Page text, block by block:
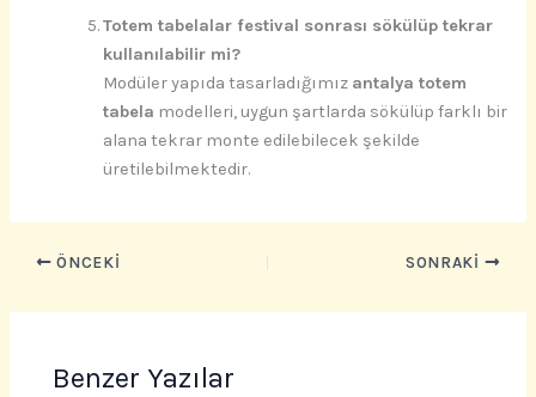
Totem tabelalar festival sonrası sökülüp tekrar
kullanılabilir mi?
Modüler yapıda tasarladığımız antalya totem
tabela modelleri, uygun şartlarda sökülüp farklı bir
alana tekrar monte edilebilecek şekilde
üretilebilmektedir.
ÖNCEKI SONRAKI
Benzer Yazılar